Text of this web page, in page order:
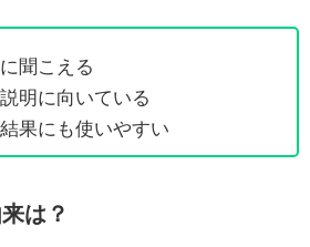
聞こえる
明に向いている
果にも使いやすい
は？